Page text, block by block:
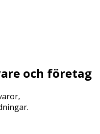
och företag